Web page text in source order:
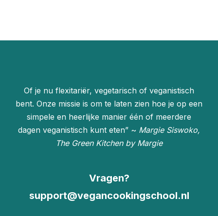
Of je nu flexitariër, vegetarisch of veganistisch
bent. Onze missie is om te laten zien hoe je op een
simpele en heerlijke manier één of meerdere
dagen veganistisch kunt eten” ~ Margie Siswoko,
The Green Kitchen by Margie
Vragen?
support@vegancookingschool.nl